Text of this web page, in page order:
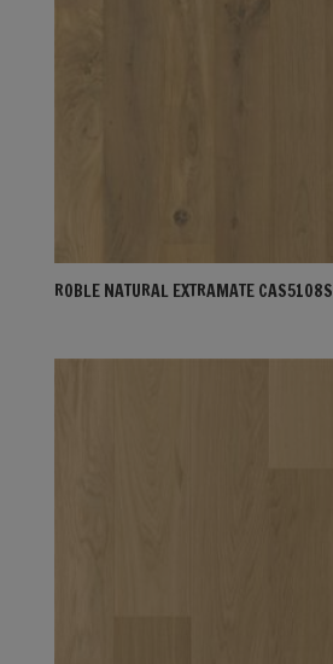
ROBLE NATURAL EXTRAMATE CAS5108S